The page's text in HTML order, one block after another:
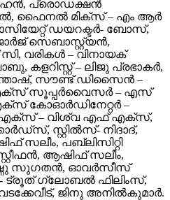
പ്രൊഡക്ഷൻ
ഫൈനൽ മിക്സ് – എം ആർ
ഡയറക്ടർ- ബോസ്,
സെബാസ്റ്റ്യൻ,
സി, വരികൾ – വിനായക്
കളറിസ്റ്റ് – ലിജു പ്രഭാകർ,
സൗണ്ട് ഡിസൈൻ –
സൂപ്പർവൈസർ – എസ്
കോഓർഡിനേറ്റർ –
– വിശ്വ എഫ് എക്സ്,
സ്റ്റിൽസ്- നിദാദ്,
സലീം, പബ്ലിസിറ്റി
ആഷിഫ് സലീം,
വിഷ്ണു സുഗതൻ, ഓവർസീസ്
ട്രൂത് ഗ്ലോബൽ ഫിലിംസ്,
ജിനു അനിൽകുമാർ.